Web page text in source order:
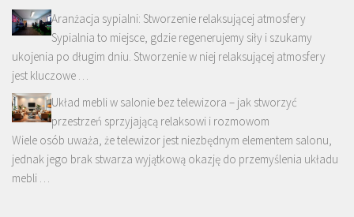
Aranżacja sypialni: Stworzenie relaksującej atmosfery
Sypialnia to miejsce, gdzie regenerujemy siły i szukamy
ukojenia po długim dniu. Stworzenie w niej relaksującej atmosfery
jest kluczowe …
Układ mebli w salonie bez telewizora – jak stworzyć
przestrzeń sprzyjającą relaksowi i rozmowom
Wiele osób uważa, że telewizor jest niezbędnym elementem salonu,
jednak jego brak stwarza wyjątkową okazję do przemyślenia układu
mebli …